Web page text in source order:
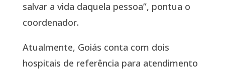
salvar a vida daquela pessoa”, pontua o
coordenador.
Atualmente, Goiás conta com dois
hospitais de referência para atendimento